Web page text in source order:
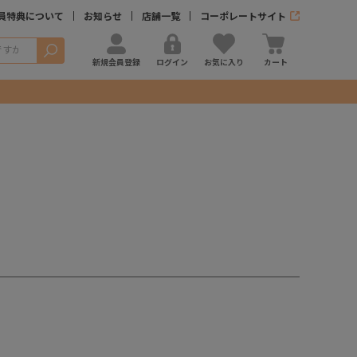
特典について お知らせ 店舗一覧 コーポレートサイト
検索
新規会員登録 ログイン お気に入り カート